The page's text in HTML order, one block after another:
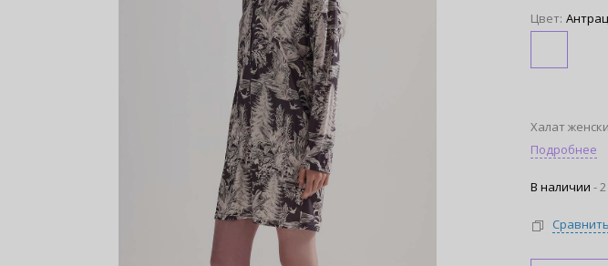
Цвет:
Халат
Подробнее
В наличии -2
Сравнить